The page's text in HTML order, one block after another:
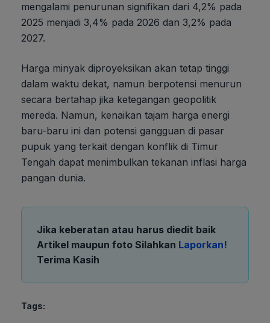
mengalami penurunan signifikan dari 4,2% pada
2025 menjadi 3,4% pada 2026 dan 3,2% pada
2027.
Harga minyak diproyeksikan akan tetap tinggi
dalam waktu dekat, namun berpotensi menurun
secara bertahap jika ketegangan geopolitik
mereda. Namun, kenaikan tajam harga energi
baru-baru ini dan potensi gangguan di pasar
pupuk yang terkait dengan konflik di Timur
Tengah dapat menimbulkan tekanan inflasi harga
pangan dunia.
Jika keberatan atau harus diedit baik
Artikel maupun foto Silahkan Laporkan!
Terima Kasih
Tags: